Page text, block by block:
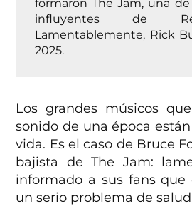
formaron The Jam, una
influyentes de
Lamentablemente, Rick
2025.
Los grandes músicos
sonido de una época
vida. Es el caso de Bruce
bajista de The Jam:
informado a sus fans que
un serio problema de